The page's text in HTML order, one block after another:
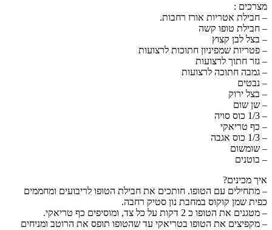
מצרכים :
– חבילת אטריות אורז רחבות.
– חבילת טופו קשה
– בצל לבן קצוץ
– פטריות שמפיניון חתוכות לרצועות
– גזר חתוך לרצועות
– גמבה חתוכה לרצועות
– נבטים
– בצל ירוק
– שן שום
– 1/3 כוס סויה
– כף טריאקי
– 1/3 כוס אגבה
– שומשום
– בוטנים
איך מכינים?
– מתחילים עם הטופו. חותכים את חבילת הטופו לריבועים ומחממים
כפית שמן קוקוס במחבת נון סטיק רחבה.
– מטגנים את הטופו כ 2 דקות על כל צד, ומוסיפים כף טריאקי.
– מקפיצים את הטופו בטריאקי עד שהטופו תופס את הרוטב ומניחים